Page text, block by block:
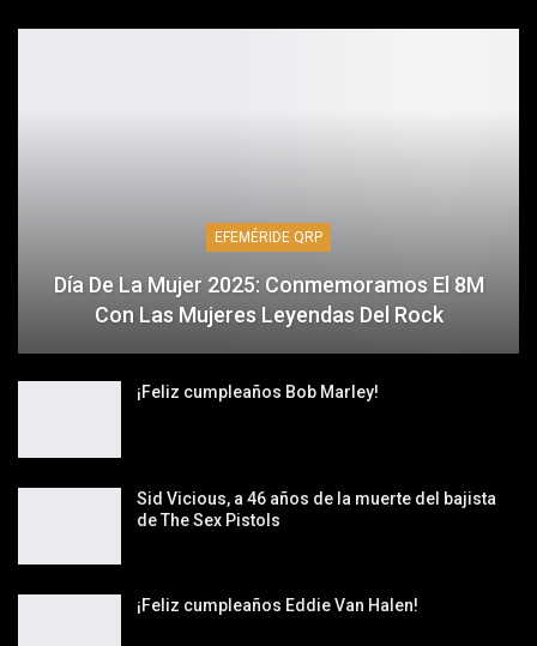
EFEMÉRIDE QRP
Día De La Mujer 2025: Conmemoramos El 8M
Con Las Mujeres Leyendas Del Rock
¡Feliz cumpleaños Bob Marley!
Sid Vicious, a 46 años de la muerte del bajista
de The Sex Pistols
¡Feliz cumpleaños Eddie Van Halen!